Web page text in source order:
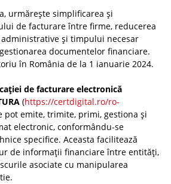
urmărește simplificarea și
de facturare între firme, reducerea
și timpului necesar
documentelor financiare.
în România de la 1 ianuarie 2024.
de facturare electronică
(https://certdigital.ro/ro-
pot emite, trimite, primi, gestiona și
electronic, conformându-se
specifice. Aceasta facilitează
de informații financiare între entități,
asociate cu manipularea